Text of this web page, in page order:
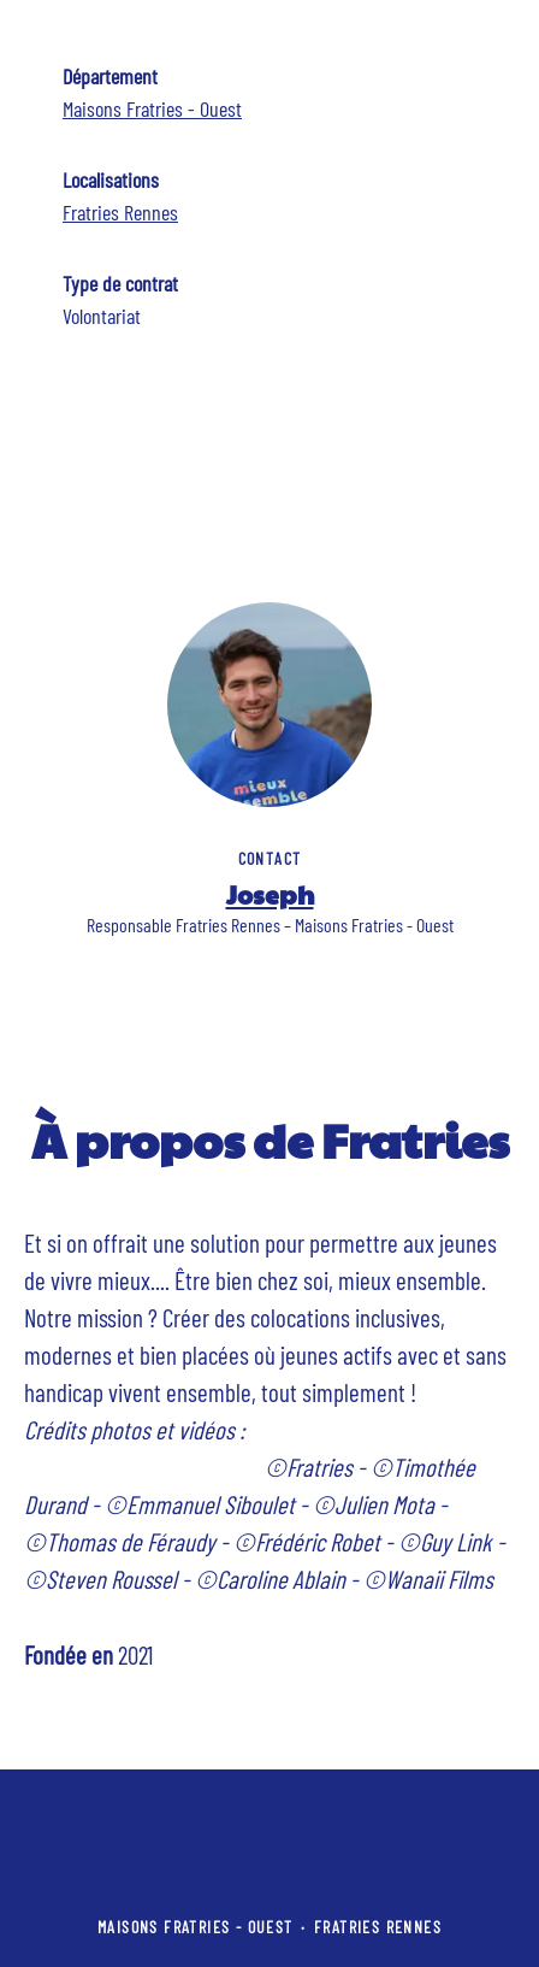
Département
Maisons Fratries - Ouest
Localisations
Fratries Rennes
Type de contrat
Volontariat
CONTACT
Joseph
Responsable Fratries Rennes – Maisons Fratries - Ouest
À propos de Fratries
Et si on offrait une solution pour permettre aux jeunes
de vivre mieux.... Être bien chez soi, mieux ensemble.
Notre mission ? Créer des colocations inclusives,
modernes et bien placées où jeunes actifs avec et sans
handicap vivent ensemble, tout simplement !
Crédits photos et vidéos :
©Fratries - ©Timothée
Durand - ©Emmanuel Siboulet - ©Julien Mota -
©Thomas de Féraudy - ©Frédéric Robet - ©Guy Link -
©Steven Roussel - ©Caroline Ablain - ©Wanaii Films
Fondée en2021
MAISONS FRATRIES - OUEST · FRATRIES RENNES